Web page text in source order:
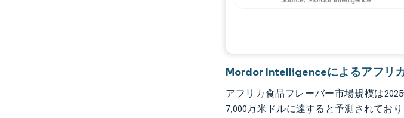
Mordor Intelligenceによるアフリ
アフリカ食品フレーバー市場規模は
7,000万米ドルに達すると予測されてお